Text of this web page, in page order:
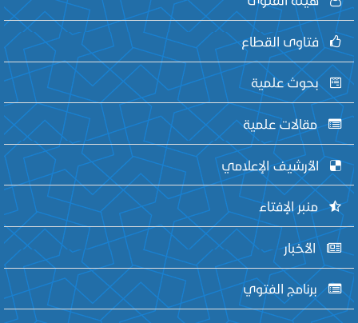
فتاوى القطاع
بحوث علمية
مقالات علمية
الأرشيف الإعلامي
منبر الإفتاء
الأخبار
برنامج الفتوي